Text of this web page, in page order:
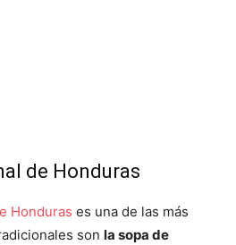
de Honduras
Honduras es una de las más
son la sopa de